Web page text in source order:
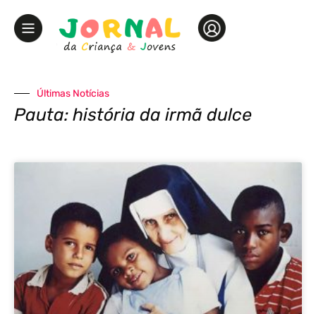
Últimas Notícias
Pauta: história da irmã dulce